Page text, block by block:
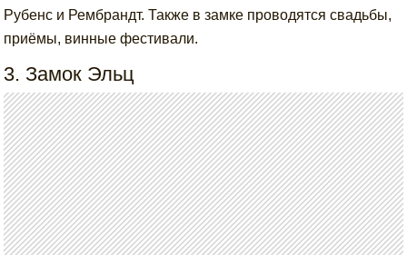
Рубенс и Рембрандт. Также в замке проводятся свадьбы,
приёмы, винные фестивали.
3. Замок Эльц